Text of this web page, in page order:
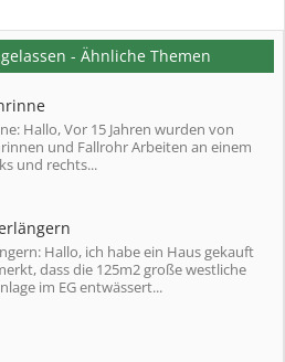
- Ähnliche Themen
Hallo, Vor 15 Jahren wurden von
und Fallrohr Arbeiten an einem
und rechts...
Hallo, ich habe ein Haus gekauft
dass die 125m2 große westliche
im EG entwässert...